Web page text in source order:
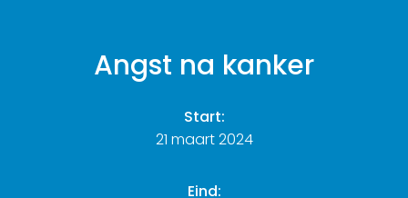
Angst na kanker
Start:
21 maart 2024
Eind: